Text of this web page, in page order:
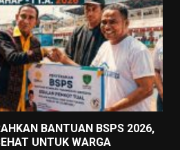
BANTUAN BSPS 2026,
UNTUK WARGA